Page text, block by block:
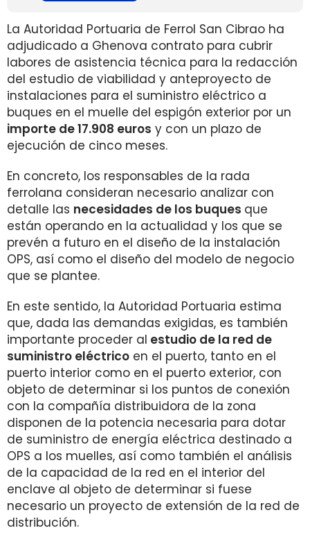
La Autoridad Portuaria de Ferrol San Cibrao ha
adjudicado a Ghenova contrato para cubrir
labores de asistencia técnica para la redacción
del estudio de viabilidad y anteproyecto de
instalaciones para el suministro eléctrico a
buques en el muelle del espigón exterior por un
importe de 17.908 euros y con un plazo de
ejecución de cinco meses.
En concreto, los responsables de la rada
ferrolana consideran necesario analizar con
detalle las necesidades de los buques que
están operando en la actualidad y los que se
prevén a futuro en el diseño de la instalación
OPS, así como el diseño del modelo de negocio
que se plantee.
En este sentido, la Autoridad Portuaria estima
que, dada las demandas exigidas, es también
importante proceder al estudio de la red de
suministro eléctrico en el puerto, tanto en el
puerto interior como en el puerto exterior, con
objeto de determinar si los puntos de conexión
con la compañía distribuidora de la zona
disponen de la potencia necesaria para dotar
de suministro de energía eléctrica destinado a
OPS a los muelles, así como también el análisis
de la capacidad de la red en el interior del
enclave al objeto de determinar si fuese
necesario un proyecto de extensión de la red de
distribución.